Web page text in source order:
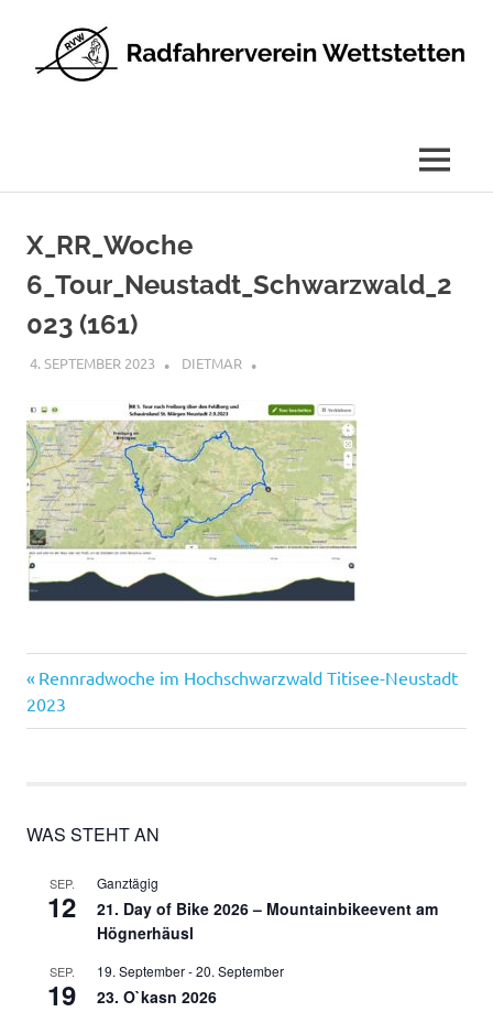
springen
MENÜ
X_RR_Woche
6_Tour_Neustadt_Schwarzwald_2
023 (161)
4. SEPTEMBER 2023 DIETMAR
Beitragsnavigation
Vorheriger
Beitrag:
Rennradwoche im Hochschwarzwald Titisee-Neustadt
2023
WAS STEHT AN
SEP.
12
Ganztägig
21. Day of Bike 2026 – Mountainbikeevent am
Högnerhäusl
SEP.
19
19. September-20. September
23. O`kasn 2026